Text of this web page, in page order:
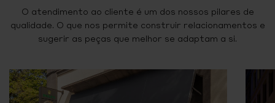
O atendimento ao cliente é um dos nossos pilares de
qualidade. O que nos permite construir relacionamentos e
sugerir as peças que melhor se adaptam a si.